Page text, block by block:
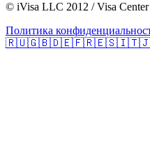
© iVisa LLC 2012 / Visa
Политика
🇷🇺🇬🇧🇩🇪🇫🇷🇪🇸🇮🇹